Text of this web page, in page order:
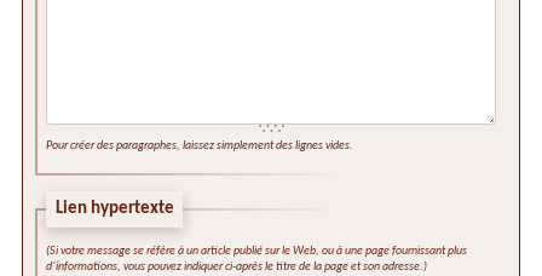
Pour créer des paragraphes, laissez simplement des lignes vides.
Lien hypertexte
(Si votre message se réfère à un article publié sur le Web, ou à une page fournissant plus
d’informations, vous pouvez indiquer ci-après le titre de la page et son adresse.)